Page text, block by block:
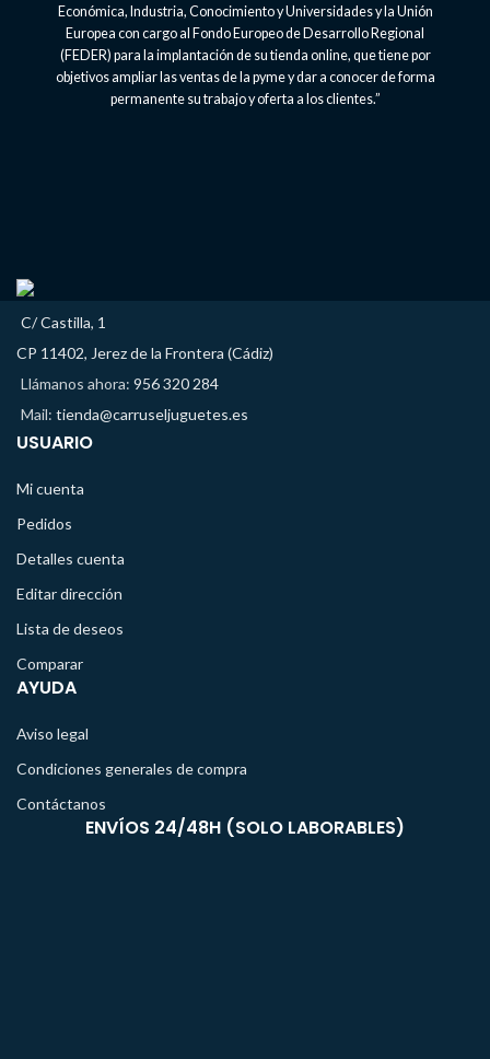
Económica, Industria, Conocimiento y Universidades y la Unión
Europea con cargo al Fondo Europeo de Desarrollo Regional
(FEDER) para la implantación de su tienda online, que tiene por
objetivos ampliar las ventas de la pyme y dar a conocer de forma
permanente su trabajo y oferta a los clientes.”
C/ Castilla, 1
CP 11402, Jerez de la Frontera (Cádiz)
Llámanos ahora: 956 320 284
Mail: tienda@carruseljuguetes.es
USUARIO
Mi cuenta
Pedidos
Detalles cuenta
Editar dirección
Lista de deseos
Comparar
AYUDA
Aviso legal
Condiciones generales de compra
Contáctanos
ENVÍOS 24/48H (SOLO LABORABLES)